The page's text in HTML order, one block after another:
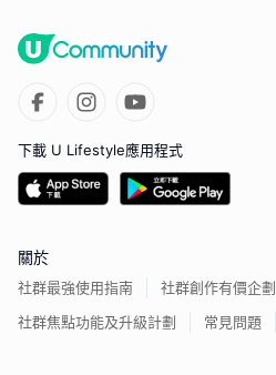
下載 U Lifestyle應用程式
關於
社群最強使用指南
社群創作有價企劃
社群焦點功能及升級計劃
常見問題